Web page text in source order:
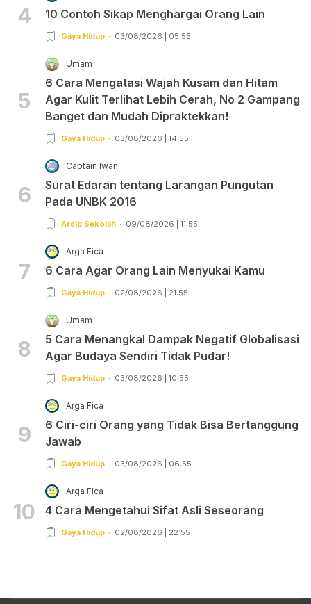
4 10 Contoh Sikap Menghargai Orang Lain
Gaya Hidup 03/08/2026 | 05:55
5
Umam
6 Cara Mengatasi Wajah Kusam dan Hitam
Agar Kulit Terlihat Lebih Cerah, No 2 Gampang
Banget dan Mudah Dipraktekkan!
Gaya Hidup 03/08/2026 | 14:55
6
Captain Iwan
Surat Edaran tentang Larangan Pungutan
Pada UNBK 2016
Arsip Sekolah 09/08/2026 | 11:55
7
Arga Fica
6 Cara Agar Orang Lain Menyukai Kamu
Gaya Hidup 02/08/2026 | 21:55
8
Umam
5 Cara Menangkal Dampak Negatif Globalisasi
Agar Budaya Sendiri Tidak Pudar!
Gaya Hidup 03/08/2026 | 10:55
9
Arga Fica
6 Ciri-ciri Orang yang Tidak Bisa Bertanggung
Jawab
Gaya Hidup 03/08/2026 | 06:55
10
Arga Fica
4 Cara Mengetahui Sifat Asli Seseorang
Gaya Hidup 02/08/2026 | 22:55